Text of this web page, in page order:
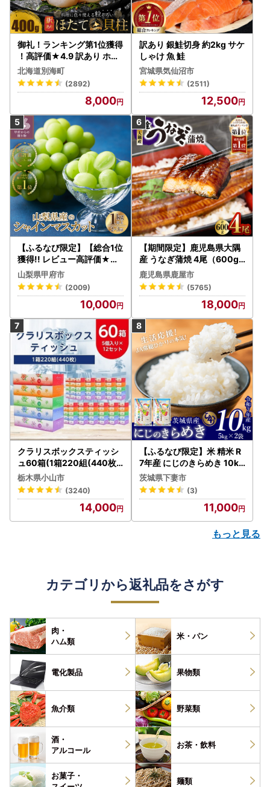
御礼！ランキング第1位獲得
！高評価★4.9 訳あり ホタ
テ 400g（ほたて 帆立 貝柱
冷凍 ）
北海道別海町
(2892)
8,000
訳あり 銀鮭切身 約2kg サケ
しゃけ 魚 鮭
宮城県気仙沼市
(2511)
12,500
【ふるなび限定】【総合1位
獲得!! レビュー高評価★】
〈2026年度配送分〉山梨
県産 シャインマスカット 2
～3房（1.0kg以上）シャイ
ン フルーツ FN-Limited-S
P
山梨県甲府市
(2009)
10,000
【期間限定】鹿児島県大隅
産 うなぎ蒲焼 4尾（600g
） KN007-004-04-cp18
うなぎ 鰻 魚 惣菜 総菜
鹿児島県鹿屋市
(5765)
18,000
クラリスボックスティッシ
ュ60箱(1箱220組(440枚))
(5個入り×12セット)【配送
不可地域：離島・沖縄県】
【1256759】
栃木県小山市
(3240)
14,000
【ふるなび限定】米 精米 R
7年産 にじのきらめき 10kg
10月 FN-Limited-PR
茨城県下妻市
(3)
11,000
もっと見る
カテゴリから返礼品をさがす
肉・
ハム類
米・パン
電化製品 果物類
魚介類 野菜類
酒・
アルコール
お茶・ 飲料
お菓子・
麺類